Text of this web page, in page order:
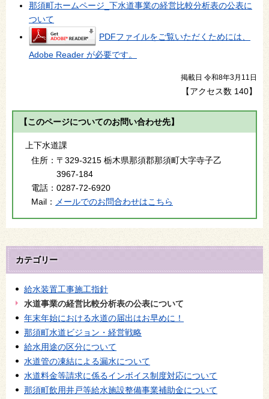
那須町ホームページ_下水道事業の経営比較分析表の公表に
ついて
PDFファイルをご覧いただくためには、
Adobe Reader が必要です。
掲載日 令和8年3月11日
【アクセス数 140】
【このページについてのお問い合わせ先】
上下水道課
住所： 〒329-3215 栃木県那須郡那須町大字寺子乙
3967-184
電話： 0287-72-6920
Mail： メールでのお問合わせはこちら
カテゴリー
給水装置工事施工指針
水道事業の経営比較分析表の公表について
年末年始における水道の届出はお早めに！
那須町水道ビジョン・経営戦略
給水用途の区分について
水道管の凍結による漏水について
水道料金等請求に係るインボイス制度対応について
那須町飲用井戸等給水施設整備事業補助金について